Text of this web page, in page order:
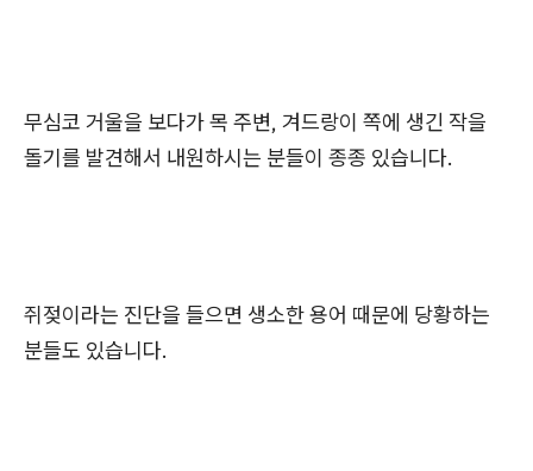
무심코 거울을 보다가 목 주변, 겨드랑이 쪽에 생긴 작을
돌기를 발견해서 내원하시는 분들이 종종 있습니다.
쥐젖이라는 진단을 들으면 생소한 용어 때문에 당황하는
분들도 있습니다.